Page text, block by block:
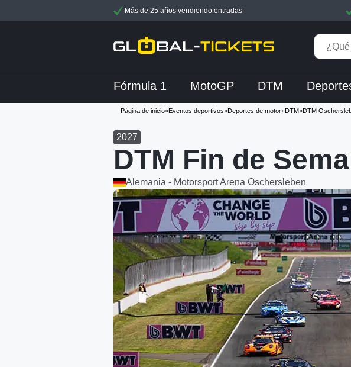
Más de 25 años vendiendo entradas
Fórmula 1 MotoGP DTM
Página de inicio»Eventos deportivos»Deportes de motor»DTM»DTM
2027
DTM Fin de
Alemania - Motorsport Arena Oschersleben